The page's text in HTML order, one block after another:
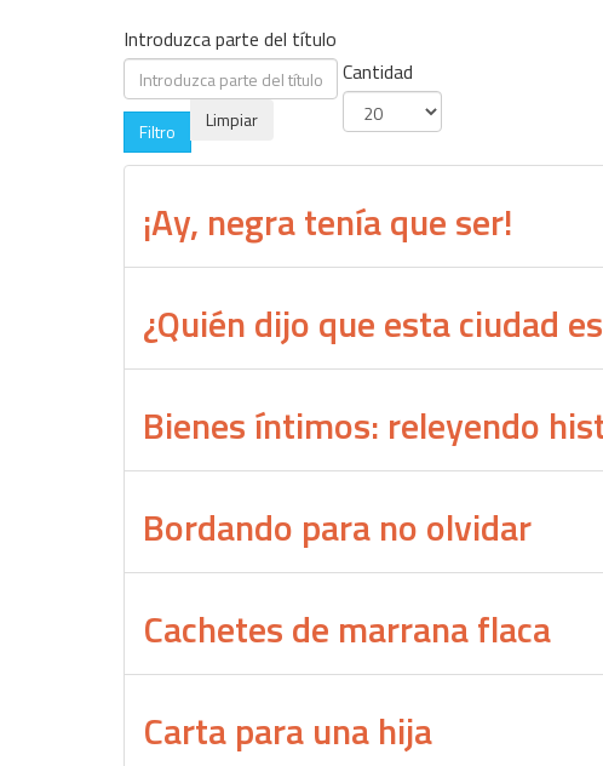
Introduzca parte del título
Filtro Limpiar
Cantidad
¡Ay, negra tenía que ser!
¿Quién dijo que esta ciudad
Bienes íntimos: releyendo
Bordando para no olvidar
Cachetes de marrana flaca
Carta para una hija